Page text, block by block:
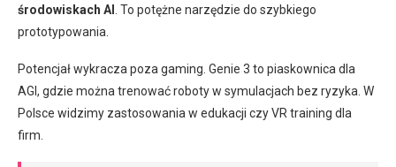
środowiskach AI
. To potężne narzędzie do szybkiego
prototypowania.
Potencjał wykracza poza gaming. Genie 3 to piaskownica dla
AGI, gdzie można trenować roboty w symulacjach bez ryzyka. W
Polsce widzimy zastosowania w edukacji czy VR training dla
firm.